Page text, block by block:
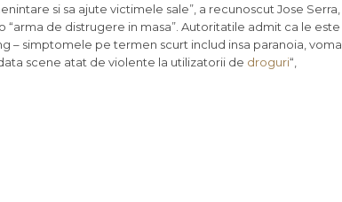
si sa ajute victimele sale”, a recunoscut Jose Serra,
de distrugere in masa”. Autoritatile admit ca le este
– simptomele pe termen scurt includ insa paranoia, voma
scene atat de violente la utilizatorii de droguri“,